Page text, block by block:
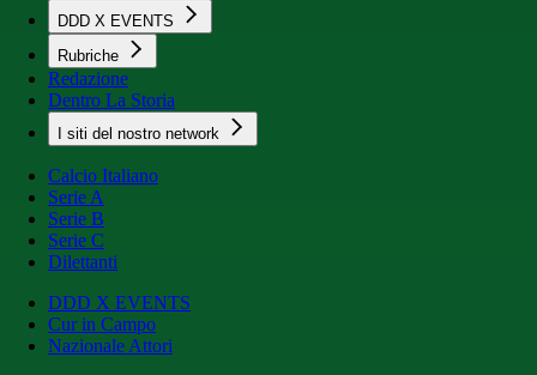
DDD X EVENTS
Rubriche
Redazione
Dentro La Storia
I siti del nostro network
Calcio Italiano
Serie A
Serie B
Serie C
Dilettanti
DDD X EVENTS
Cur in Campo
Nazionale Attori